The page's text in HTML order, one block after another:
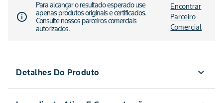
info_outline
Para alcançar o resultado esperado use
apenas produtos originais e certificados.
Consulte nossos parceiros comerciais
autorizados.
Encontrar
Parceiro
Comercial
Detalhes Do Produto expand_more